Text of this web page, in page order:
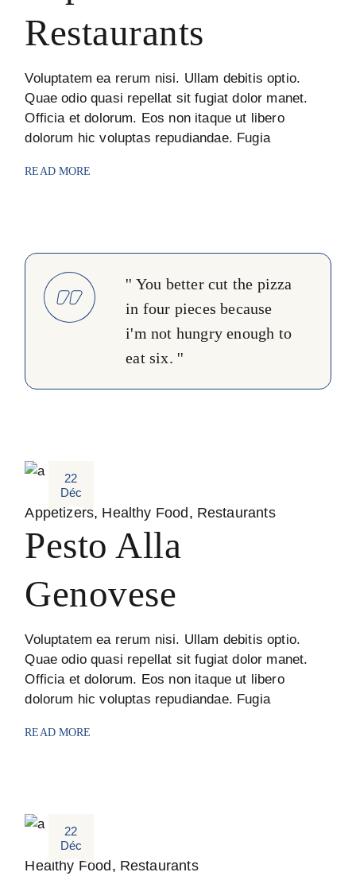
Restaurants
Voluptatem ea rerum nisi. Ullam debitis optio.
Quae odio quasi repellat sit fugiat dolor manet.
Officia et dolorum. Eos non itaque ut libero
dolorum hic voluptas repudiandae. Fugia
READ MORE
'' You better cut the pizza
in four pieces because
i'm not hungry enough to
eat six. ''
22
Déc
Appetizers Healthy Food Restaurants
Pesto Alla
Genovese
Voluptatem ea rerum nisi. Ullam debitis optio.
Quae odio quasi repellat sit fugiat dolor manet.
Officia et dolorum. Eos non itaque ut libero
dolorum hic voluptas repudiandae. Fugia
READ MORE
22
Déc
Healthy Food Restaurants